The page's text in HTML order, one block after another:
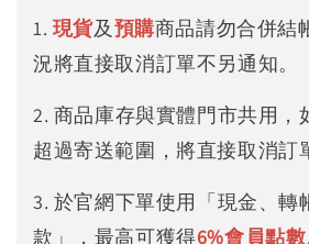
1. 現貨及預購商品請勿合併結
況將直接取消訂單不另通知。
2. 商品庫存與實體門市共用，
超過寄送範圍，將直接取消訂
3. 於官網下單使用「現金、轉
款」，最高可獲得6%會員點數